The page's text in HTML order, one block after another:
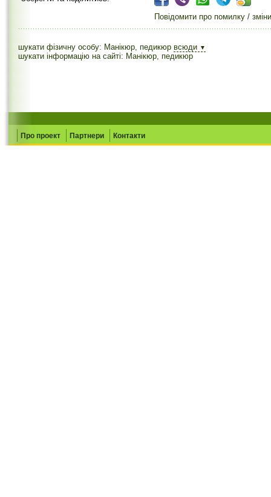
Повідомити про помилку / зміни
шукати фізичну особу: Манікюр, педикюр всюди ▼
шукати інформацію на сайті: Манікюр, педикюр
Про проект Партнери Контакти